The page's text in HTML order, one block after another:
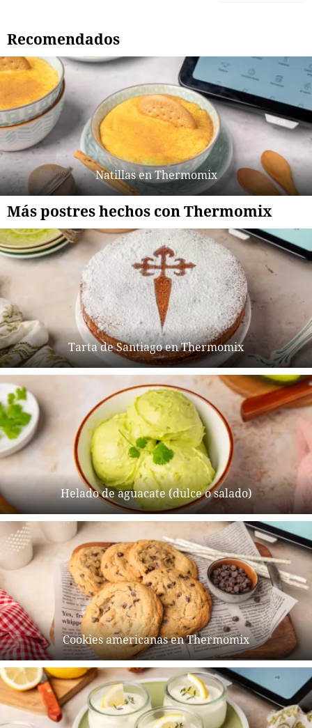
Recomendados
Natillas en Thermomix
Más postres hechos con Thermomix
Tarta de Santiago en Thermomix
Helado de aguacate (dulce o salado)
Cookies americanas en Thermomix